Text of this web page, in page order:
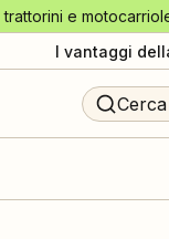
e
I vantaggi
Cerca